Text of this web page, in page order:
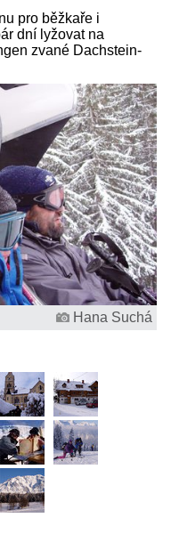
pro běžkaře i
dní lyžovat na
zvané Dachstein-
Hana Suchá